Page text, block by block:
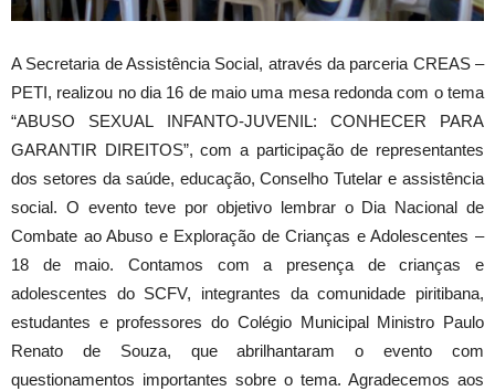
A Secretaria de Assistência Social, através da parceria CREAS –
PETI, realizou no dia 16 de maio uma mesa redonda com o tema
“ABUSO SEXUAL INFANTO-JUVENIL: CONHECER PARA
GARANTIR DIREITOS”, com a participação de representantes
dos setores da saúde, educação, Conselho Tutelar e assistência
social. O evento teve por objetivo lembrar o Dia Nacional de
Combate ao Abuso e Exploração de Crianças e Adolescentes –
18 de maio. Contamos com a presença de crianças e
adolescentes do SCFV, integrantes da comunidade piritibana,
estudantes e professores do Colégio Municipal Ministro Paulo
Renato de Souza, que abrilhantaram o evento com
questionamentos importantes sobre o tema. Agradecemos aos